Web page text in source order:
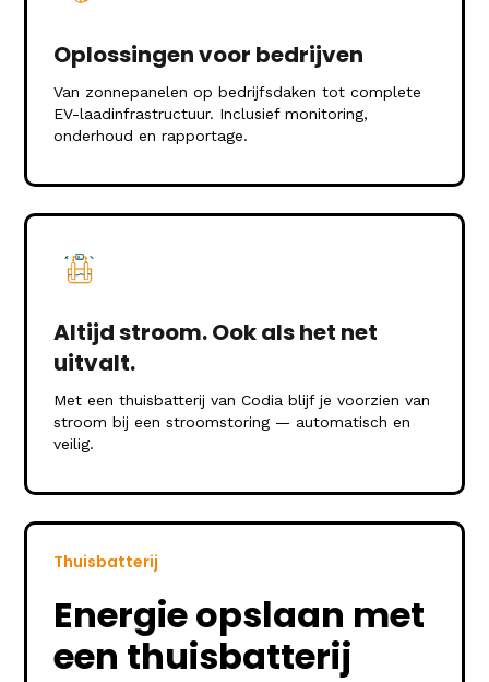
Oplossingen voor bedrijven
Van zonnepanelen op bedrijfsdaken tot complete
EV-laadinfrastructuur. Inclusief monitoring,
onderhoud en rapportage.
Altijd stroom. Ook als het net
uitvalt.
Met een thuisbatterij van Codia blijf je voorzien van
stroom bij een stroomstoring — automatisch en
veilig.
Thuisbatterij
Energie opslaan met
een thuisbatterij